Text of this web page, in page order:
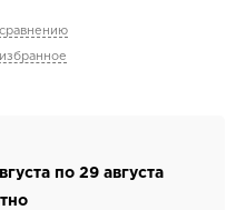
по 29 августа